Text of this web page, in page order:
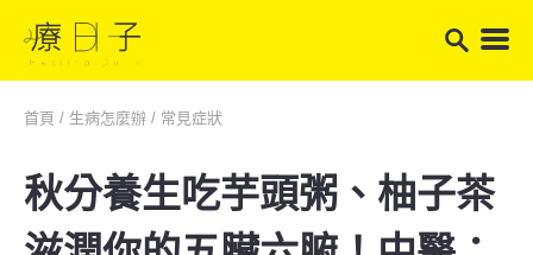
首頁 / 生病怎麼辦 / 常見症狀
秋分養生吃芋頭粥、柚子茶